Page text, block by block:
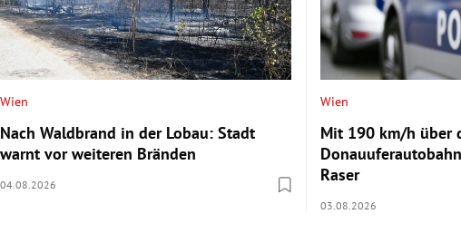
Wien
Nach Waldbrand in der Lobau: Stadt
warnt vor weiteren Bränden
04.08.2026
Wien
Mit 190 km/h über
Raser
03.08.2026